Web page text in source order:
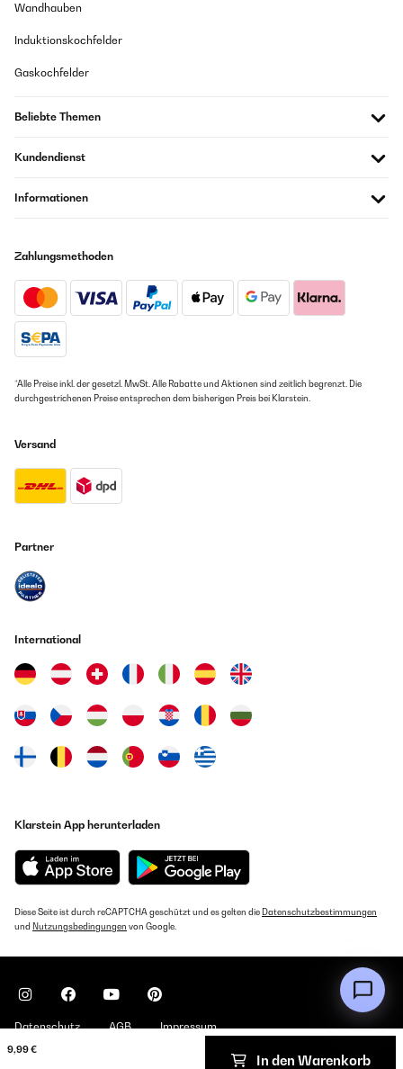
9,99 €
In den Warenkorb
Wandhauben
Induktionskochfelder
Gaskochfelder
Beliebte Themen
Kundendienst
Informationen
Zahlungsmethoden
*Alle Preise inkl. der gesetzl. MwSt. Alle Rabatte und Aktionen sind zeitlich begrenzt. Die
durchgestrichenen Preise entsprechen dem bisherigen Preis bei Klarstein.
Versand
Partner
International
Klarstein App herunterladen
Diese Seite ist durch reCAPTCHA geschützt und es gelten die Datenschutzbestimmungen
und Nutzungsbedingungen von Google.
Datenschutz AGB Impressum
Copyright © 2026 Klarstein. All rights reserved